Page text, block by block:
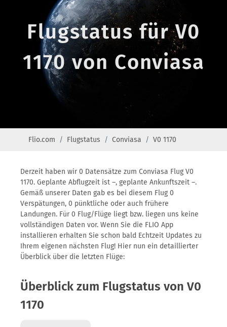
Flugstatus für V0
1170 von Conviasa
Flio.com Flugstatus Conviasa V0 1170
Derzeit haben wir 0 Datensätze zum Conviasa Flug V0
1170. Geplante Abflugzeit ist –, geplante Ankunftszeit –.
Gemäß unserer Daten gab es bei diesem Flug 0
Verspätungen, 0 pünktliche oder auch frühere
Landungen. Für 0 Flug/Flüge liegt bzw. liegen uns keine
vollständigen Daten vor. Wenn Sie die FLIO App
installieren erhalten Sie schon bald Echtzeit Updates zu
Ihrem eigenen nächsten Flug! Hier nun ein detaillierter
Überblick über die letzten Flüge:
Überblick zum Flugstatus von V0
1170